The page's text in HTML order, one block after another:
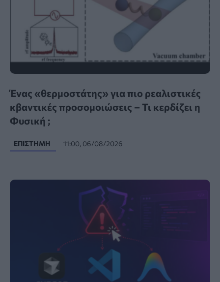
Ένας «θερμοστάτης» για πιο ρεαλιστικές
κβαντικές προσομοιώσεις – Τι κερδίζει η
Φυσική ;
ΕΠΙΣΤΉΜΗ 11:00, 06/08/2026